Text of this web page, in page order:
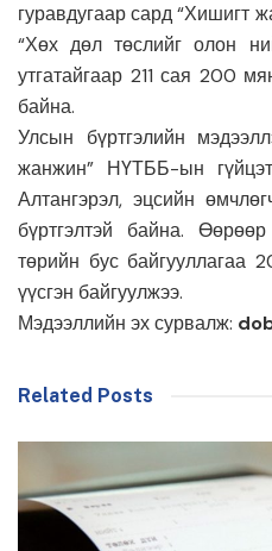
гуравдугаар сард
“Хөх дөл төслийг олон
утгатайгаар 211 сая 200
байна.
Улсын бүртгэлийн
жанжин” НҮТББ-ын
Алтангэрэл, эцсийн
бүртгэлтэй байна.
төрийн бус байгууллагаа
үүсгэн байгуулжээ.
Мэдээллийн эх сурвалж:
Related Posts